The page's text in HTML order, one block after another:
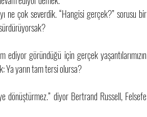
ne çok severdik. “Hangisi gerçek?” sorusu bir
ediyor göründüğü için gerçek yaşantılarımızın
Ya yarın tam tersi olursa?
dönüştürmez.” diyor Bertrand Russell, Felsefe